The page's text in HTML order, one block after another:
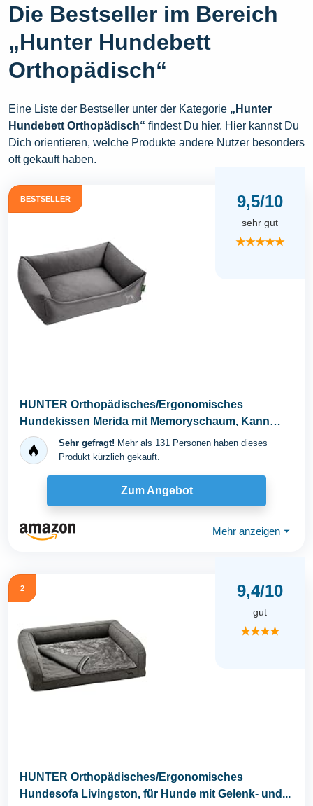
Die Bestseller im Bereich
„Hunter Hundebett
Orthopädisch“
Eine Liste der Bestseller unter der Kategorie „Hunter
Hundebett Orthopädisch“ findest Du hier. Hier kannst Du
Dich orientieren, welche Produkte andere Nutzer besonders
oft gekauft haben.
BESTSELLER 9,5/10
sehr gut
★★★★★
HUNTER Orthopädisches/Ergonomisches
Hundekissen Merida mit Memoryschaum, Kann
eine gelenk- und...
Sehr gefragt! Mehr als 131 Personen haben dieses
Produkt kürzlich gekauft.
Zum Angebot
Mehr anzeigen ⏷
2 9,4/10
gut
★★★★
HUNTER Orthopädisches/Ergonomisches
Hundesofa Livingston, für Hunde mit Gelenk- und...